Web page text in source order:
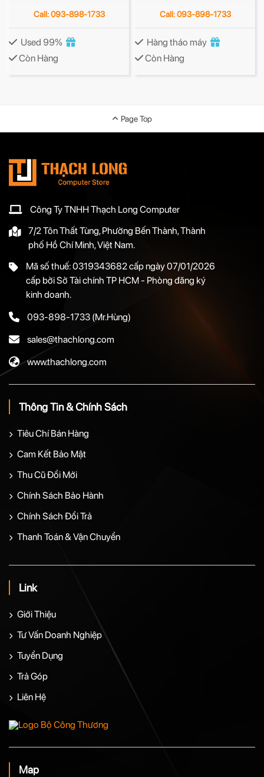
Call: 093-898-1733
Used 99%
Còn Hàng
Call: 093-898-1733
Hàng tháo máy
Còn Hàng
Page Top
Công Ty TNHH Thạch Long Computer
7/2 Tôn Thất Tùng, Phường Bến Thành, Thành
phố Hồ Chí Minh, Việt Nam.
Mã số thuế: 0319343682 cấp ngày 07/01/2026
cấp bởi Sở Tài chính TP HCM - Phòng đăng ký
kinh doanh.
093-898-1733 (Mr.Hùng)
sales@thachlong.com
www.thachlong.com
Thông Tin & Chính Sách
Tiêu Chí Bán Hàng
Cam Kết Bảo Mật
Thu Cũ Đổi Mới
Chính Sách Bảo Hành
Chính Sách Đổi Trả
Thanh Toán & Vận Chuyển
Link
Giới Thiệu
Tư Vấn Doanh Nghiệp
Tuyển Dụng
Trả Góp
Liên Hệ
Map